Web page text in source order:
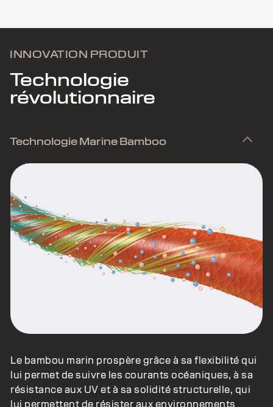
INNOVATION PRODUIT
Technologie
révolutionnaire
Technologie Marine Bamboo
Le bambou marin prospère grâce à sa flexibilité qui
lui permet de suivre les courants océaniques, à sa
résistance aux UV et à sa solidité structurelle, qui
lui permettent de résister aux environnements